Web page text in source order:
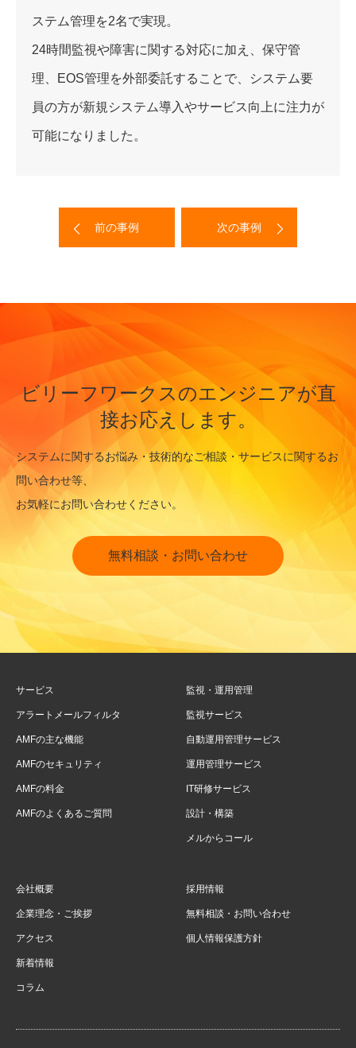
ステム管理を2名で実現。
24時間監視や障害に関する対応に加え、保守管
理、EOS管理を外部委託することで、システム要
員の方が新規システム導入やサービス向上に注力が
可能になりました。
前の事例 次の事例
ビリーフワークスのエンジニアが直
接お応えします。
システムに関するお悩み・技術的なご相談・サービスに関するお
問い合わせ等、
お気軽にお問い合わせください。
無料相談・お問い合わせ
サービス
アラートメールフィルタ
AMFの主な機能
AMFのセキュリティ
AMFの料金
AMFのよくあるご質問
監視・運用管理
監視サービス
自動運用管理サービス
運用管理サービス
IT研修サービス
設計・構築
メルからコール
会社概要
企業理念・ご挨拶
アクセス
新着情報
コラム
採用情報
無料相談・お問い合わせ
個人情報保護方針